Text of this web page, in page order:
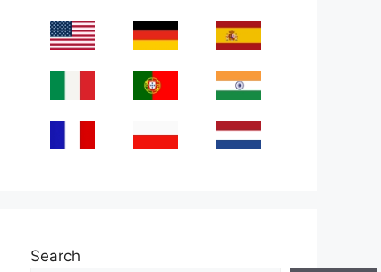
Search